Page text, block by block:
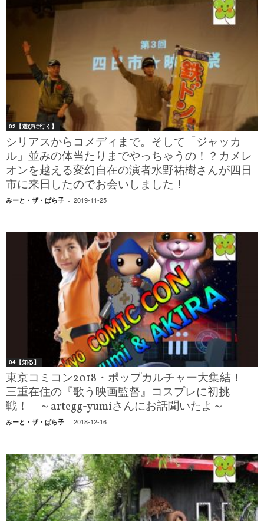
02【遊びに行く】
シリアスからコメディまで。そして「ジャッカ
ル」並みの体当たりまでやっちゃうの！？カメレ
オンを越える変幻自在の演者水野祐樹さんが四日
市に来日したのでお会いしました！
みーと・ザ・ぱら子 - 2019-11-25
04【知る】
東京コミコン2018・ポップカルチャー大集結！
三重在住の『歌う映画監督』コスプレに初挑
戦！ ～artegg-yumiさんにお話聞いたよ～
みーと・ザ・ぱら子 - 2018-12-16